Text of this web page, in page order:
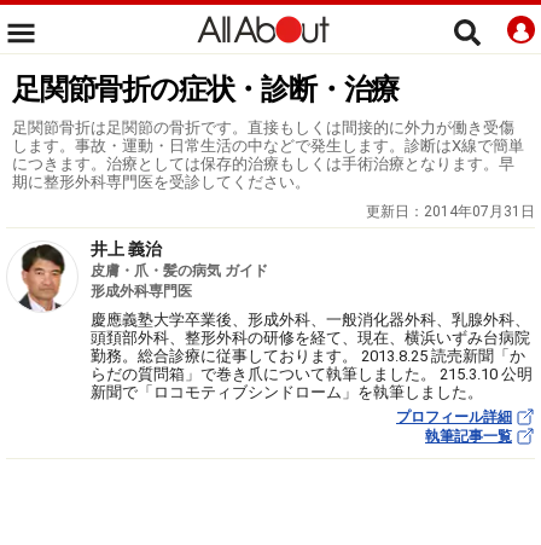
足関節骨折の症状・診断・治療
足関節骨折は足関節の骨折です。直接もしくは間接的に外力が働き受傷
します。事故・運動・日常生活の中などで発生します。診断はX線で簡単
につきます。治療としては保存的治療もしくは手術治療となります。早
期に整形外科専門医を受診してください。
更新日： 2014年07月31日
井上 義治
皮膚・爪・髪の病気 ガイド
形成外科専門医
慶應義塾大学卒業後、形成外科、一般消化器外科、乳腺外科、
頭頚部外科、整形外科の研修を経て、現在、横浜いずみ台病院
勤務。総合診療に従事しております。 2013.8.25 読売新聞「か
らだの質問箱」で巻き爪について執筆しました。 215.3.10 公明
新聞で「ロコモティブシンドローム」を執筆しました。
プロフィール詳細
執筆記事一覧